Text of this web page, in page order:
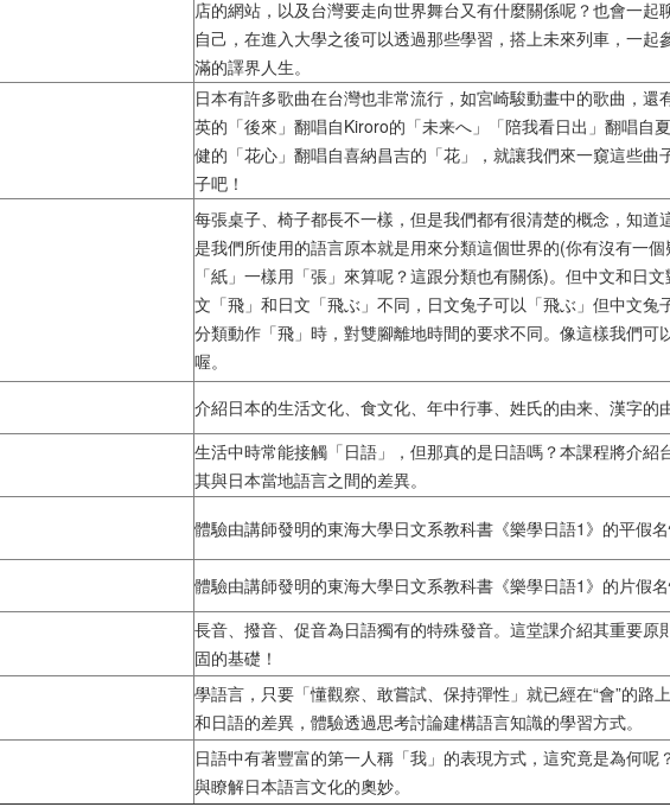
店的網站，以及台灣要走向世界舞台又有什麼關係呢？也會一起
自己，在進入大學之後可以透過那些學習，搭上未來列車，一起
滿的譯界人生。
日本有許多歌曲在台灣也非常流行，如宮崎駿動畫中的歌曲，還
英的「後來」翻唱自Kiroro的「未来へ」「陪我看日出」翻唱自
健的「花心」翻唱自喜納昌吉的「花」，就讓我們來一窺這些曲
子吧！
每張桌子、椅子都長不一樣，但是我們都有很清楚的概念，知道
是我們所使用的語言原本就是用來分類這個世界的(你有沒有一
「紙」一樣用「張」來算呢？這跟分類也有關係)。但中文和日
文「飛」和日文「飛ぶ」不同，日文兔子可以「飛ぶ」但中文兔
分類動作「飛」時，對雙腳離地時間的要求不同。像這樣我們可
喔。
介紹日本的生活文化、食文化、年中行事、姓氏的由来、漢字的
生活中時常能接觸「日語」，但那真的是日語嗎？本課程將介紹
其與日本當地語言之間的差異。
體驗由講師發明的東海大學日文系教科書《樂學日語1》的平假
體驗由講師發明的東海大學日文系教科書《樂學日語1》的片假
長音、撥音、促音為日語獨有的特殊發音。這堂課介紹其重要原
固的基礎！
學語言，只要「懂觀察、敢嘗試、保持彈性」就已經在“會”的路
和日語的差異，體驗透過思考討論建構語言知識的學習方式。
日語中有著豐富的第一人稱「我」的表現方式，這究竟是為何呢
與瞭解日本語言文化的奧妙。